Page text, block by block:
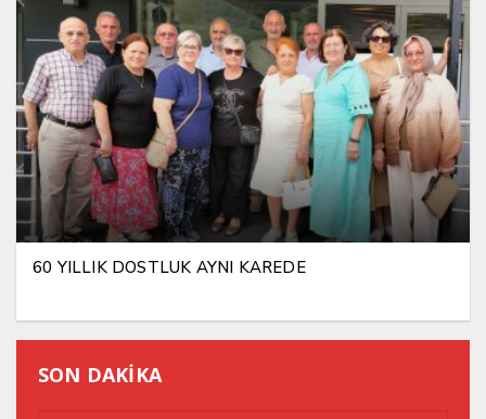
60 YILLIK DOSTLUK AYNI KAREDE
SON DAKİKA